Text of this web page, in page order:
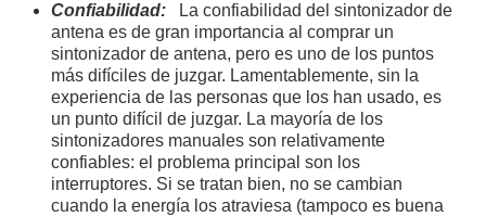
Confiabilidad: La confiabilidad del sintonizador de
antena es de gran importancia al comprar un
sintonizador de antena, pero es uno de los puntos
más difíciles de juzgar. Lamentablemente, sin la
experiencia de las personas que los han usado, es
un punto difícil de juzgar. La mayoría de los
sintonizadores manuales son relativamente
confiables: el problema principal son los
interruptores. Si se tratan bien, no se cambian
cuando la energía los atraviesa (tampoco es buena